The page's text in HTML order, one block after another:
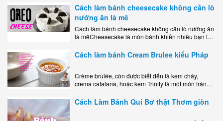
dễ..
Cách làm bánh cheesecake không cần lò
nướng ăn là mê
Cách làm bánh cheesecake không cần lò nướng ăn
là mêCheesecake là món bánh khiến nhiều bạn trẻ
kem..
Cách làm bánh Cream Brulee kiểu Pháp
Crème brûlée, còn được biết đến là kem cháy,
crema catalana, hoặc kem Trinity là một món tráng
lớp..
Cách Làm Bánh Qui Bơ thật Thơm giòn